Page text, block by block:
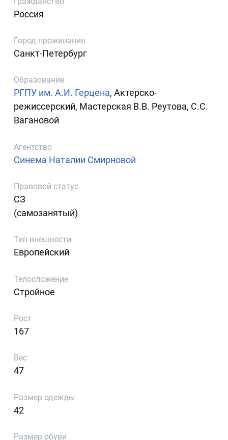
Россия
Город проживания
Санкт-Петербург
Образование
РГПУ им. А.И. Герцена, Актерско-
режиссерский, Мастерская В.В. Реутова, С.С.
Вагановой
Агентство
Синема Наталии Смирновой
Правовой статус
СЗ
(самозанятый)
Тип внешности
Европейский
Телосложение
Стройное
Рост
167
Вес
47
Размер одежды
42
Размер обуви